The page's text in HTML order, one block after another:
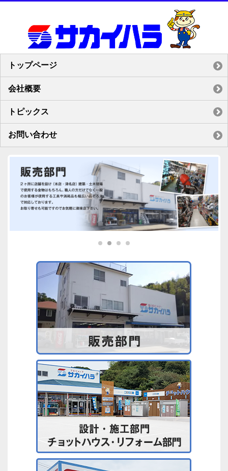
トップページ
会社概要
トピックス
お問い合わせ